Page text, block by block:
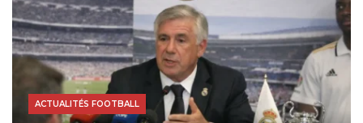
ACTUALITÉS FOOTBALL